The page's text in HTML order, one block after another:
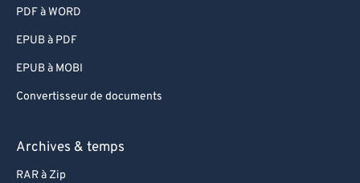
PDF à WORD
EPUB à PDF
EPUB à MOBI
Convertisseur de documents
Archives & temps
RAR à Zip